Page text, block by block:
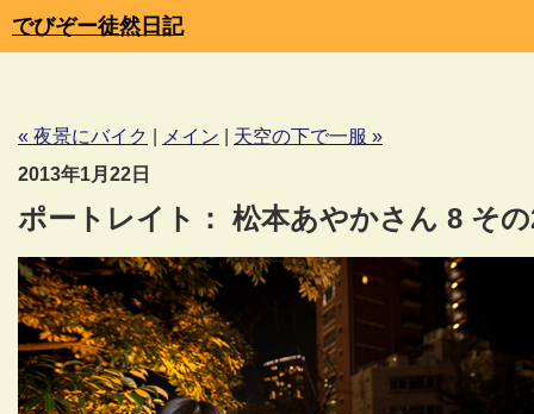
でびぞー徒然日記
« 夜景にバイク メイン
天空の下で一服 »
2013年1月22日
ポートレイト： 松本あやかさん 8 そ